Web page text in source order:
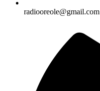
radiooreole@gmail.com